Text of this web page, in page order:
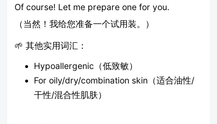
Of course! Let me prepare one for you.
（当然！我给您准备一个试用装。）
🌱 其他实用词汇：
Hypoallergenic（低致敏）
For oily/dry/combination skin（适合油性/
干性/混合性肌肤）